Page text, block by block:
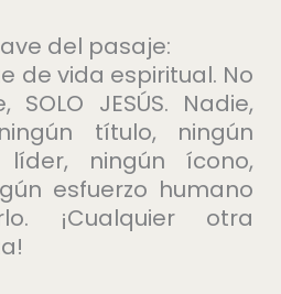
del pasaje:
de vida espiritual. No
JESÚS. Nadie,
título, ningún
ningún ícono,
esfuerzo humano
¡Cualquier otra